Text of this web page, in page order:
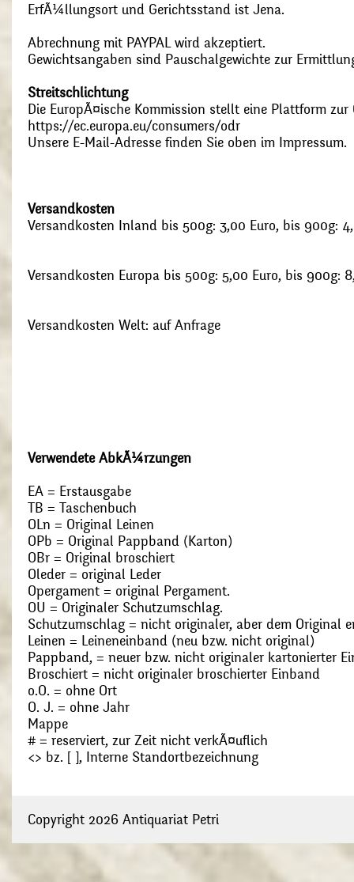
ErfÃ¼llungsort und Gerichtsstand ist Jena.
Abrechnung mit PAYPAL wird akzeptiert.
Gewichtsangaben sind Pauschalgewichte zur
Streitschlichtung
Die EuropÃ¤ische Kommission stellt eine Plattform
https://ec.europa.eu/consumers/odr
Unsere E-Mail-Adresse finden Sie oben im Impressum.
Versandkosten
Versandkosten Inland bis 500g: 3,00 Euro, bis 900g:
Versandkosten Europa bis 500g: 5,00 Euro, bis 900g:
Versandkosten Welt: auf Anfrage
Verwendete AbkÃ¼rzungen
EA = Erstausgabe
TB = Taschenbuch
OLn = Original Leinen
OPb = Original Pappband (Karton)
OBr = Original broschiert
Oleder = original Leder
Opergament = original Pergament.
OU = Originaler Schutzumschlag.
Schutzumschlag = nicht originaler, aber dem Original
Leinen = Leineneinband (neu bzw. nicht original)
Pappband, = neuer bzw. nicht originaler kartonierter
Broschiert = nicht originaler broschierter Einband
o.O. = ohne Ort
O. J. = ohne Jahr
Mappe
# = reserviert, zur Zeit nicht verkÃ¤uflich
<> bz. [ ], Interne Standortbezeichnung
Copyright 2026 Antiquariat Petri